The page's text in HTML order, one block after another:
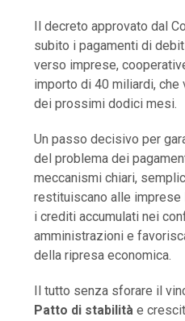
Il decreto approvato dal
subito i pagamenti di
verso imprese,
importo di 40 miliardi, che
dei prossimi dodici mesi.
Un passo decisivo per
del problema dei
meccanismi chiari,
restituiscano alle imprese
i crediti accumulati nei
amministrazioni e
della ripresa economica.
Il tutto senza sforare il
Patto di stabilità e